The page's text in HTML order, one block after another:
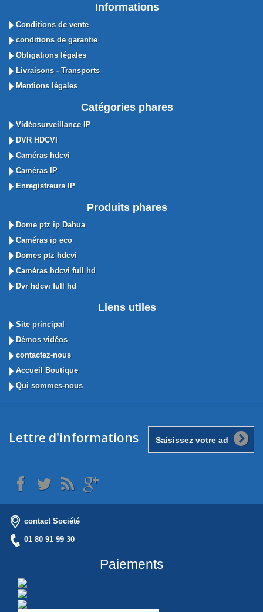
Informations
Conditions de vente
conditions de garantie
Obligations légales
Livraisons - Transports
Mentions légales
Catégories phares
Vidéosurveillance IP
DVR HDCVI
Caméras hdcvi
Caméras IP
Enregistreurs IP
Produits phares
Dome ptz ip Dahua
Caméras ip eco
Domes ptz hdcvi
Caméras hdcvi full hd
Dvr hdcvi full hd
Liens utiles
Site principal
Démos vidéos
contactez-nous
Accueil Boutique
Qui sommes-nous
Lettre d'informations
contact Société
01 80 91 99 30
Paiements